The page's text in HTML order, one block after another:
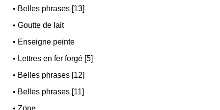
• Belles phrases [13]
•Goutte de lait
• Enseigne peinte
• Lettres en fer forgé [5]
• Belles phrases [12]
• Belles phrases [11]
•Zone